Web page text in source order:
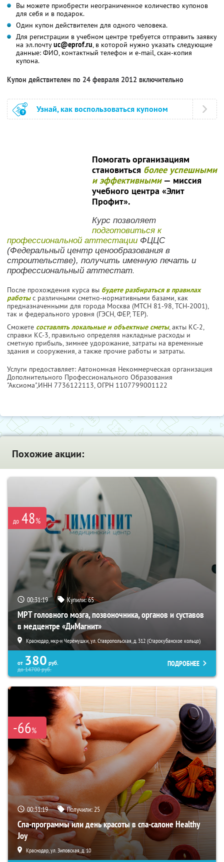
Вы можете приобрести неограниченное количество купонов
для себя и в подарок.
Один купон действителен для одного человека.
Для регистрации в учебном центре требуется отправить заявку
на эл.почтуuc@eprof.ru, в которой нужно указать следующие
данные: ФИО, контактный телефон и e-mail, скан-копия
купона.
Купон действителен по 24 февраля 2012 включительно
Узнай, как воспользоваться купоном
Помогать организациям
становиться более успешными
и эффективными— миссия
учебного центра «Элит
Профит».
Курс позволяет
подготовиться к
профессиональной аттестации ФЦЦС
(Федеральный центр ценообразования в
строительстве), получить именную печать и
профессиональный аттестат.
После прохождения курса вы будете разбираться в правилах
работыс различными сметно-нормативными базами, как
предназначенными для города Москва (МТСН 81-98, ТСН-2001),
так и федерального уровня (ГЭСН, ФЕР, ТЕР).
Сможете составлять локальные и объектные сметы, акты КС-2,
справки КС-3, правильно определяя накладные расходы и
сметную прибыль, зимнее удорожание, затраты на временные
здания и сооружения, а также прочие работы и затраты.
Услуги предоставляет: Автономная Некоммерческая организация
Дополнительного Профессионального Образования
"Аксиома",ИНН 7736122113, ОГРН 1107799001122
Похожие акции:
до 48%
00:31:18 Купили:65
МРТ головного мозга, позвоночника, органов и суставов
в медцентре «ДиМагнит»
Краснодар, мкр-н Черёмушки, ул. Ставропольская, д. 312 (Старокубанское кольцо)
от 380 руб.
до14700руб.
ПОДРОБНЕЕ
-66%
00:31:18 Получили:25
Спа-программы или день красоты в спа-салоне Healthy
Joy
Краснодар, ул. Зиповская, д. 10